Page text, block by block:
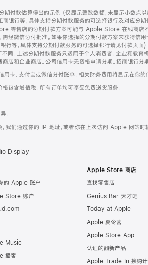
期付款估算得出的示例 (仅显示整数数额，未显示小数点
商银行等，具体支持分期付款服务的可选择银行及对应
零售店的分期付款方案可能与 Apple Store 在线商店
需经微信分付批准。如果你选择的分期付款方案未获得
行等，具体支持分期付款服务的可选择银行请见付款页
不同。上述分期付款服务只适用于个人消费者。企业和
商店和企业商店。公司信用卡无资格申请分期。招商银行
卡、支付宝或微信分付账单。相关财务费用将显示在你的
包含增值税。所有订单均可享受免费送货服务。
。
我们通过你的 IP 地址，或者你在上次访问 Apple 网站时
Display
的 Apple 账户
Store 账户
Music
播客
Apple Store 商店
查找零售店
Genius Bar 天才吧
Today at Apple
Apple 夏令营
Apple Store App
认证的翻新产品
Apple Trade In 换购计